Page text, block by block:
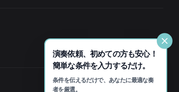
演奏依頼、初めての方も安心！
簡単な条件を入力するだけ。
条件を伝えるだけで、あなたに最適な奏
者を厳選。